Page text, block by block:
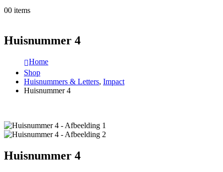
00 items
Huisnummer 4
Home
Shop
Huisnummers & Letters, Impact
Huisnummer 4
Huisnummer 4